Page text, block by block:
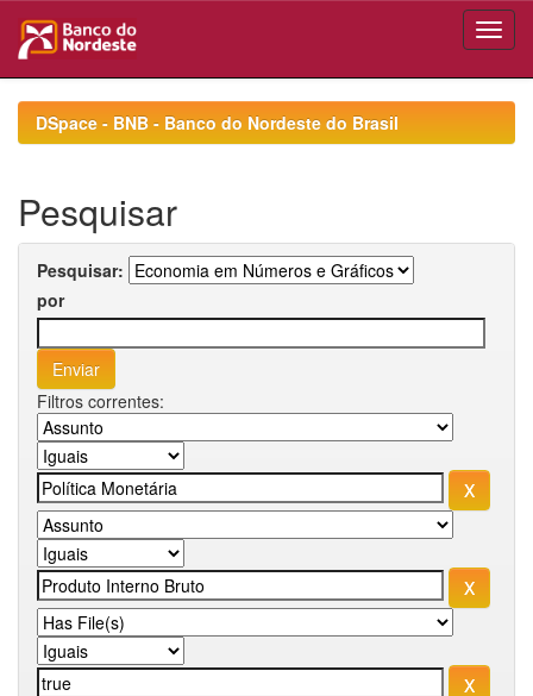
navigationDSpace - BNB - Banco do Nordeste do Brasil
Pesquisar
Pesquisar:
por
Filtros correntes: